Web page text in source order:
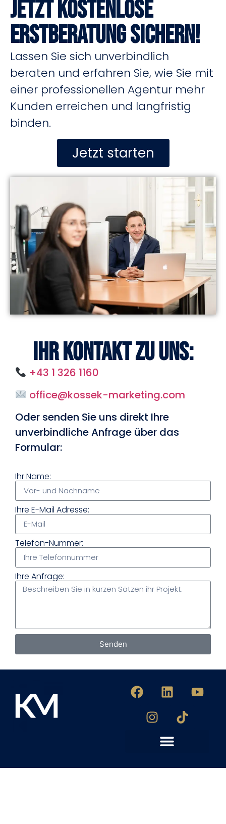
Jetzt kostenlose
Erstberatung sichern!
Lassen Sie sich unverbindlich
beraten und erfahren Sie, wie Sie mit
einer professionellen Agentur mehr
Kunden erreichen und langfristig
binden.
Jetzt starten
Ihr Kontakt zu uns:
+43 1 326 1160
office@kossek-marketing.com
Oder senden Sie uns direkt Ihre
unverbindliche Anfrage über das
Formular:
Ihr Name:
Ihre E-Mail Adresse:
Telefon-Nummer:
Ihre Anfrage:
Senden